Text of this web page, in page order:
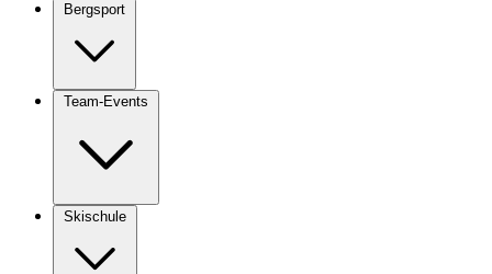
Bergsport
Team-Events
Skischule